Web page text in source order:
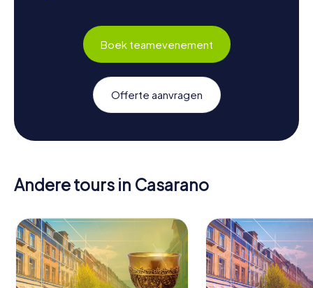
Boek teamevenement
Offerte aanvragen
Andere tours in Casarano